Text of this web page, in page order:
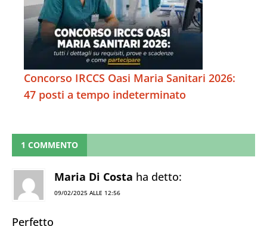
Concorso IRCCS Oasi Maria Sanitari 2026:
47 posti a tempo indeterminato
1 COMMENTO
Maria Di Costa ha detto:
09/02/2025 ALLE 12:56
Perfetto